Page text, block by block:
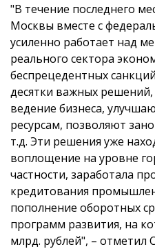
"В течение последнего
Москвы вместе с
усиленно работает над
реального сектора
беспрецедентных
десятки важных
ведение бизнеса,
ресурсам, позволяют
т.д. Эти решения уже
воплощение на уровне
частности, заработала
кредито­вания
пополнение оборотных
программ развития, на
млрд. рублей", – отметил